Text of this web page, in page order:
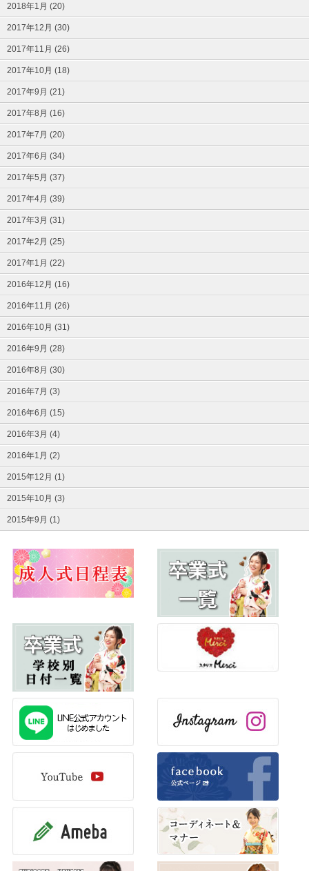
2018年1月 (20)
2017年12月 (30)
2017年11月 (26)
2017年10月 (18)
2017年9月 (21)
2017年8月 (16)
2017年7月 (20)
2017年6月 (34)
2017年5月 (37)
2017年4月 (39)
2017年3月 (31)
2017年2月 (25)
2017年1月 (22)
2016年12月 (16)
2016年11月 (26)
2016年10月 (31)
2016年9月 (28)
2016年8月 (30)
2016年7月 (3)
2016年6月 (15)
2016年3月 (4)
2016年1月 (2)
2015年12月 (1)
2015年10月 (3)
2015年9月 (1)